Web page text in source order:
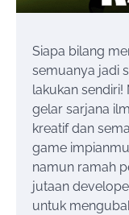
Siapa bilang
semuanya jadi
lakukan
gelar sarjana
kreatif dan
game
namun ramah
jutaan
untuk